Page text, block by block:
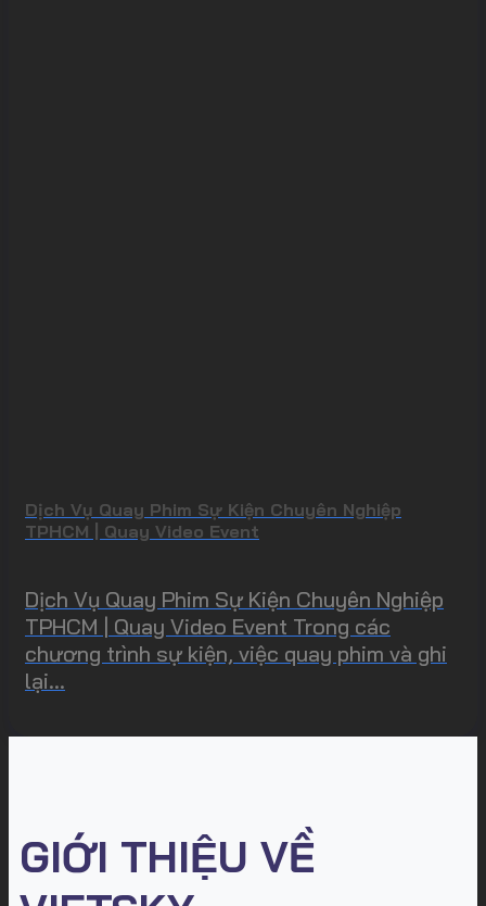
Dịch Vụ Quay Phim Sự Kiện Chuyên Nghiệp
TPHCM | Quay Video Event
Dịch Vụ Quay Phim Sự Kiện Chuyên Nghiệp
TPHCM | Quay Video Event Trong các
chương trình sự kiện, việc quay phim và ghi
lại...
GIỚI THIỆU VỀ